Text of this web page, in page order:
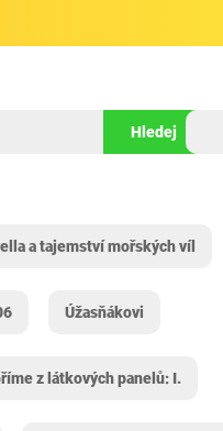
Hledej
a tajemství mořských víl
Úžasňákovi
z látkových panelů: I.